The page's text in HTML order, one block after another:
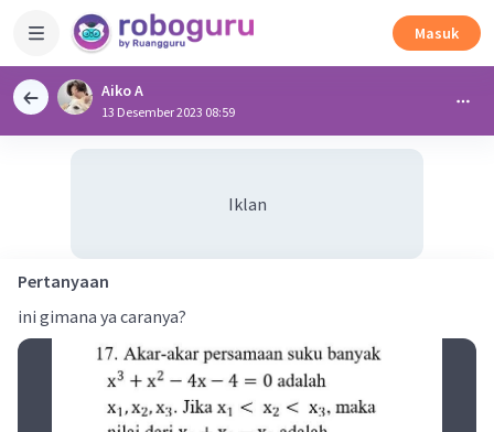
Masuk
Aiko A
13 Desember 2023 08:59
Iklan
Pertanyaan
ini gimana ya caranya?